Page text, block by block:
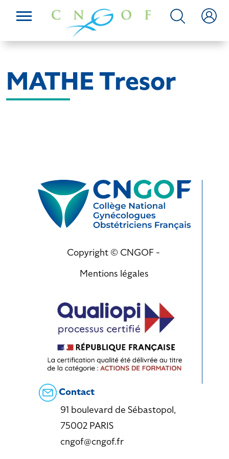
MATHE Tresor
Copyright © CNGOF -
Mentions légales
Contact
91 boulevard de Sébastopol,
75002 PARIS
cngof@cngof.fr